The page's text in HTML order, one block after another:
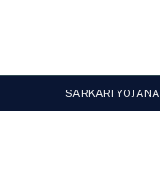
SARKARI YOJANA